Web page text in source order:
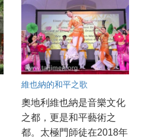
維也納的和平之歌
奧地利維也納是音樂文化
之都，更是和平藝術之
都。太極門師徒在2018年